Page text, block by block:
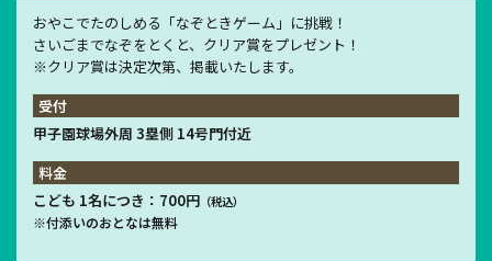
おやこでたのしめる「なぞときゲーム」に挑戦！
さいごまでなぞをとくと、クリア賞をプレゼント！
※クリア賞は決定次第、掲載いたします。
受付
甲子園球場外周 3塁側 14号門付近
料金
こども 1名につき：700円 （税込）
※付添いのおとなは無料